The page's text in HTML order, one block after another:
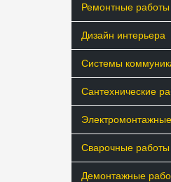
Ремонтные работы
Дизайн интерьера
Системы
Сантехнические
Сварочные работы
Демонтажные